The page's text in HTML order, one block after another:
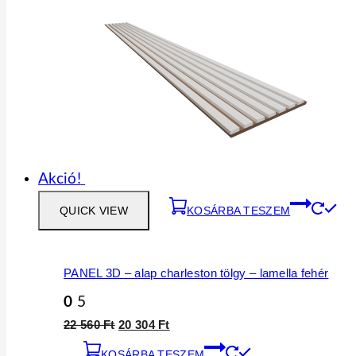
Akció!
QUICK VIEW KOSÁRBA TESZEM
PANEL 3D – alap charleston tölgy – lamella fehér
0 5
22 560Ft Original
20 304 FtCurrent